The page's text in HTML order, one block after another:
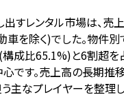
すレンタル市場は、売
車を除く)でした。物件別
(構成比65.1%)と6割超を
です。売上高の長期推
主なプレイヤーを整理し